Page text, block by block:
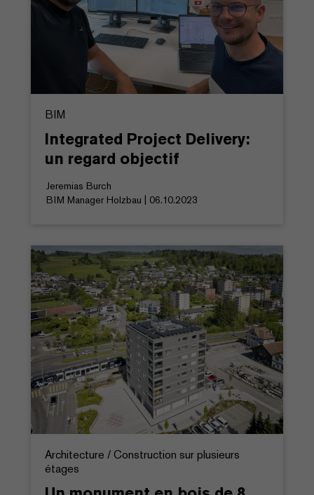
BIM
Integrated Project Delivery:
un regard objectif
Jeremias Burch
BIM Manager Holzbau | 06.10.2023
Architecture / Construction sur plusieurs
étages